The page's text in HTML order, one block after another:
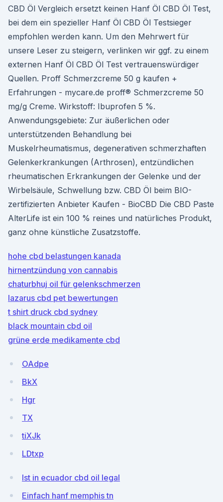
CBD Öl Vergleich ersetzt keinen Hanf Öl CBD Öl Test,
bei dem ein spezieller Hanf Öl CBD Öl Testsieger
empfohlen werden kann. Um den Mehrwert für
unsere Leser zu steigern, verlinken wir ggf. zu einem
externen Hanf Öl CBD Öl Test vertrauenswürdiger
Quellen. Proff Schmerzcreme 50 g kaufen +
Erfahrungen - mycare.de proff® Schmerzcreme 50
mg/g Creme. Wirkstoff: Ibuprofen 5 %.
Anwendungsgebiete: Zur äußerlichen oder
unterstützenden Behandlung bei
Muskelrheumatismus, degenerativen schmerzhaften
Gelenkerkrankungen (Arthrosen), entzündlichen
rheumatischen Erkrankungen der Gelenke und der
Wirbelsäule, Schwellung bzw. CBD Öl beim BIO-
zertifizierten Anbieter Kaufen - BioCBD Die CBD Paste
AlterLife ist ein 100 % reines und natürliches Produkt,
ganz ohne künstliche Zusatzstoffe.
hohe cbd belastungen kanada
hirnentzündung von cannabis
chaturbhuj oil für gelenkschmerzen
lazarus cbd pet bewertungen
t shirt druck cbd sydney
black mountain cbd oil
grüne erde medikamente cbd
OAdpe
BkX
Hgr
TX
tiXJk
LDtxp
Ist in ecuador cbd oil legal
Einfach hanf memphis tn